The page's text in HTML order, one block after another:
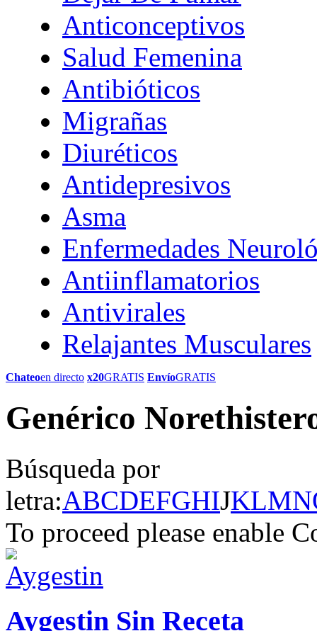
Anticonceptivos
Salud Femenina
Antibióticos
Migrañas
Diuréticos
Antidepresivos
Asma
Enfermedades
Antiinflamatorios
Antivirales
Relajantes Musculares
Chateoen directo x20GRATIS EnvíoGRATIS
Genérico
Búsqueda por
letra:ABCDEFGHIJKLMN
To proceed please enable
Aygestin Sin Receta